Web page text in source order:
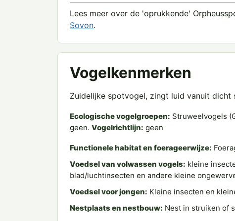
Lees meer over de 'oprukkende'
Sovon.
Vogelkenmerken
Zuidelijke spotvogel, zingt luid vanuit dicht
Ecologische vogelgroepen: Struweelvogels
geen. Vogelrichtlijn: geen
Functionele habitat en foerageerwijze:
Voedsel van volwassen vogels: kleine
blad/luchtinsecten en andere kleine
Voedsel voor jongen: Kleine insecten en
Nestplaats en nestbouw: Nest in struiken of